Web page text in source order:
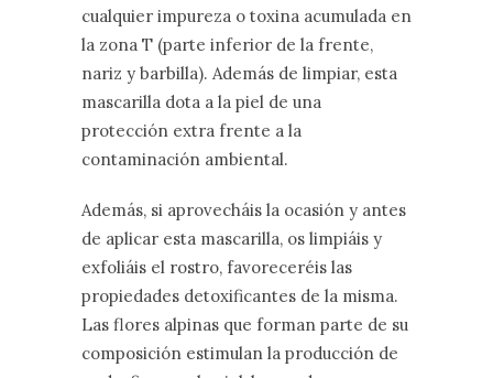
cualquier impureza o toxina acumulada en
la zona T (parte inferior de la frente,
nariz y barbilla). Además de limpiar, esta
mascarilla dota a la piel de una
protección extra frente a la
contaminación ambiental.
Además, si aprovecháis la ocasión y antes
de aplicar esta mascarilla, os limpiáis y
exfoliáis el rostro, favoreceréis las
propiedades detoxificantes de la misma.
Las flores alpinas que forman parte de su
composición estimulan la producción de